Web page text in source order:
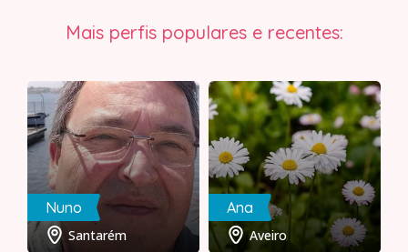
Mais perfis populares e recentes:
Nuno
Santarém
Ana
Aveiro